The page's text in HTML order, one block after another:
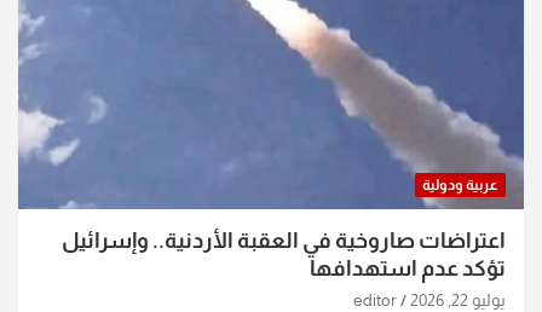
عربية ودولية
اعتراضات صاروخية في العقبة الأردنية.. وإسرائيل
تؤكد عدم استهدافها
يوليو 22, 2026 editor